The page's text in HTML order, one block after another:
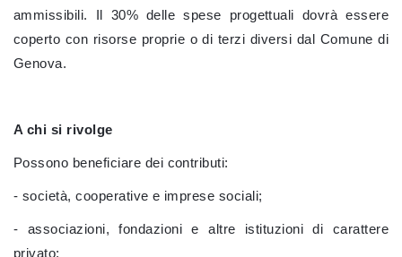
ammissibili. Il 30% delle spese progettuali dovrà essere
coperto con risorse proprie o di terzi diversi dal Comune di
Genova.
A chi si rivolge
Possono beneficiare dei contributi:
- società, cooperative e imprese sociali;
- associazioni, fondazioni e altre istituzioni di carattere
privato;